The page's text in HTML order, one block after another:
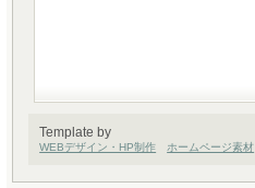
Template by
WEBデザイン・HP制作 ホームページ素材